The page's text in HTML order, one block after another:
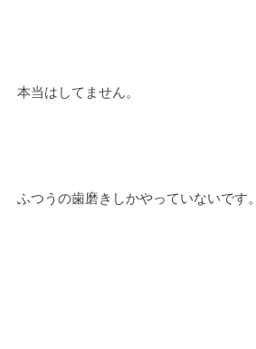
本当はしてません。
ふつうの歯磨きしかやっていないです。